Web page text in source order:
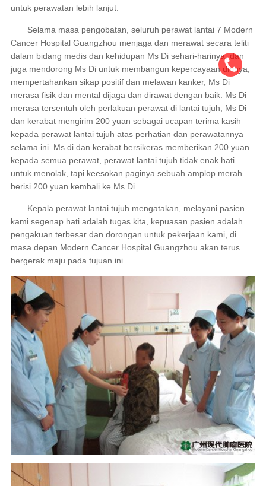
untuk perawatan lebih lanjut.
Selama masa pengobatan, seluruh perawat lantai 7 Modern
Cancer Hospital Guangzhou menjaga dan merawat secara teliti
dalam bidang medis dan kehidupan Ms Di sehari-harinya, dan
juga mendorong Ms Di untuk membangun kepercayaan dirinya,
mempertahankan sikap positif dan melawan kanker, Ms Di
merasa fisik dan mental dijaga dan dirawat dengan baik. Ms Di
merasa tersentuh oleh perlakuan perawat di lantai tujuh, Ms Di
dan kerabat mengirim 200 yuan sebagai ucapan terima kasih
kepada perawat lantai tujuh atas perhatian dan perawatannya
selama ini. Ms di dan kerabat bersikeras memberikan 200 yuan
kepada semua perawat, perawat lantai tujuh tidak enak hati
untuk menolak, tapi keesokan paginya sebuah amplop merah
berisi 200 yuan kembali ke Ms Di.
Kepala perawat lantai tujuh mengatakan, melayani pasien
kami segenap hati adalah tugas kita, kepuasan pasien adalah
pengakuan terbesar dan dorongan untuk pekerjaan kami, di
masa depan Modern Cancer Hospital Guangzhou akan terus
bergerak maju pada tujuan ini.